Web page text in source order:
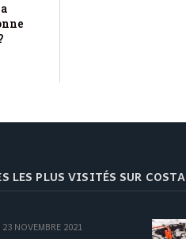
LES PLUS VISITÉS SUR COSTA
23 NOVEMBRE 2021